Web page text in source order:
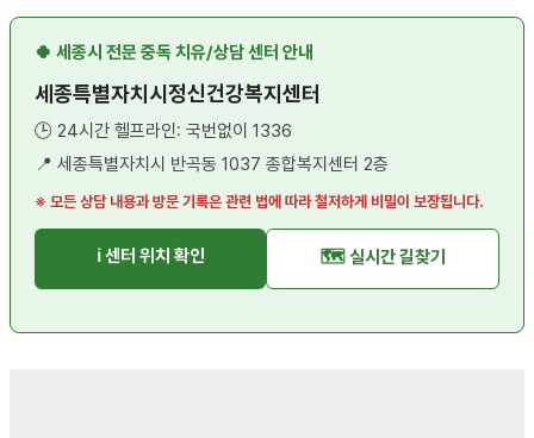
🍀 세종시 전문 중독 치유/상담 센터 안내
세종특별자치시정신건강복지센터
🕒 24시간 헬프라인: 국번없이 1336
📍 세종특별자치시 반곡동 1037 종합복지센터 2층
※ 모든 상담 내용과 방문 기록은 관련 법에 따라 철저하게 비밀이 보장됩니다.
ℹ️ 센터 위치 확인 🗺️ 실시간 길찾기